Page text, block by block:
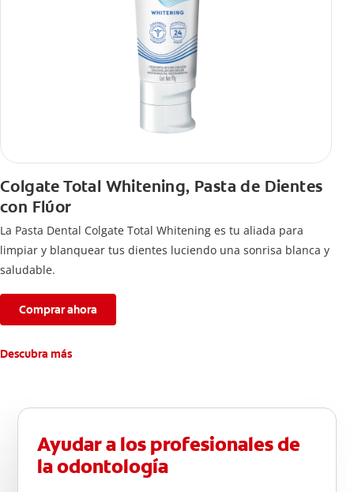
Colgate Total Whitening, Pasta de Dientes
con Flúor
La Pasta Dental Colgate Total Whitening es tu aliada para
limpiar y blanquear tus dientes luciendo una sonrisa blanca y
saludable.
Comprar ahora
Descubra más
Ayudar a los profesionales de
la odontología